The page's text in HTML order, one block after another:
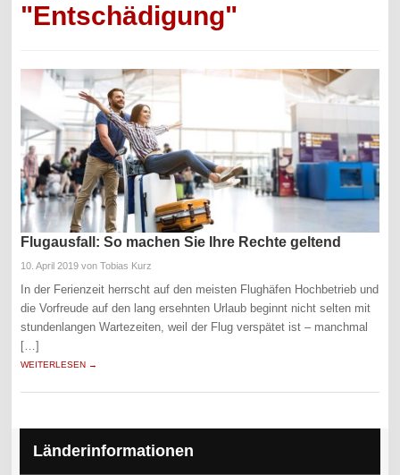
"Entschädigung"
Flugausfall: So machen Sie Ihre Rechte geltend
10. April 2019 von Tobias Kurz
In der Ferienzeit herrscht auf den meisten Flughäfen Hochbetrieb und
die Vorfreude auf den lang ersehnten Urlaub beginnt nicht selten mit
stundenlangen Wartezeiten, weil der Flug verspätet ist – manchmal
[…]
WEITERLESEN →
Länderinformationen